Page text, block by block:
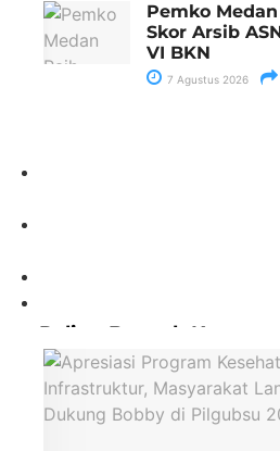
Pemko
Skor Arsib
VI BKN
7 Agustus 2026
Paling Banyak Komentar